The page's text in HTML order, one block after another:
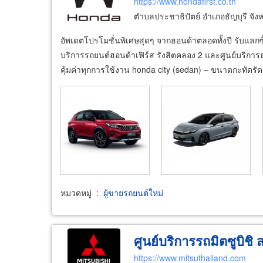
ตำบลประชาธิปัตย์ อำเภอธัญบุรี จัง
อัพเดตโปรโมชั่นพิเศษสุดๆ จากฮอนด้าตลอดทั้งปี รับแล
บริการรถยนต์ฮอนด้าเฟิร์ส รังสิตคลอง 2 และศูนย์บริก
คุ้มค่าทุกการใช้งาน honda city (sedan) – ขนาดกะทัดรัด
หมวดหมู่ : ผู้ขายรถยนต์ใหม่
ศูนย์บริการรถมิตซูบิชิ
https://www.mitsuthailand.com